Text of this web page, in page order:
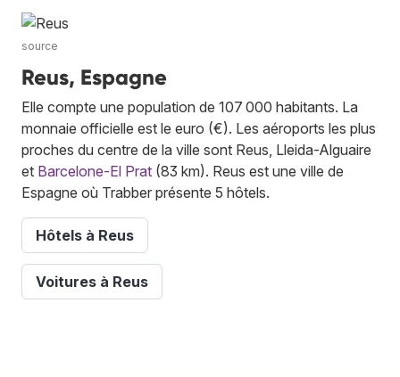
source
Reus, Espagne
Elle compte une population de 107 000 habitants. La
monnaie officielle est le euro (€). Les aéroports les plus
proches du centre de la ville sont Reus, Lleida-Alguaire
et Barcelone-El Prat (83 km). Reus est une ville de
Espagne où Trabber présente 5 hôtels.
Hôtels à Reus
Voitures à Reus